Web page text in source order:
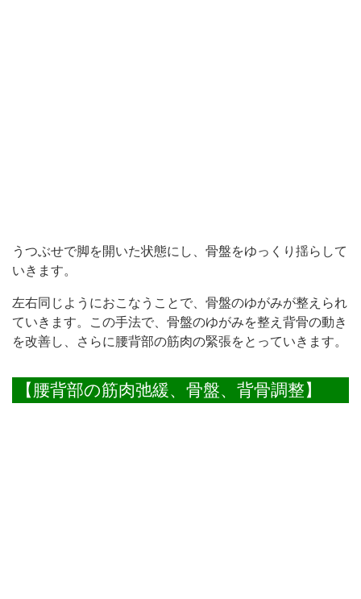
うつぶせで脚を開いた状態にし、骨盤をゆっくり揺らして
いきます。
左右同じようにおこなうことで、骨盤のゆがみが整えられ
ていきます。この手法で、骨盤のゆがみを整え背骨の動き
を改善し、さらに腰背部の筋肉の緊張をとっていきます。
【腰背部の筋肉弛緩、骨盤、背骨調整】